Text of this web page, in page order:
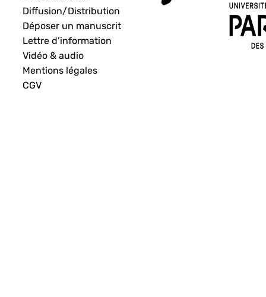
Diffusion/Distribution
Déposer un manuscrit
Lettre d’information
Vidéo & audio
Mentions légales
CGV